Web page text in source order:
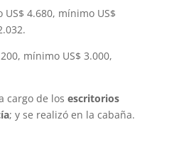
4.680, mínimo US$
mínimo US$ 3.000,
cargo de los escritorios
; y se realizó en la cabaña.